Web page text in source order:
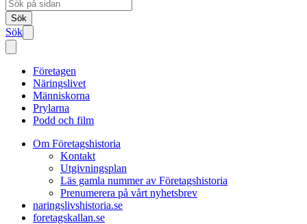
Sök
Sök
Företagen
Näringslivet
Människorna
Prylarna
Podd och film
Om Företagshistoria
Kontakt
Utgivningsplan
Läs gamla nummer av Företagshistoria
Prenumerera på vårt nyhetsbrev
naringslivshistoria.se
foretagskallan.se